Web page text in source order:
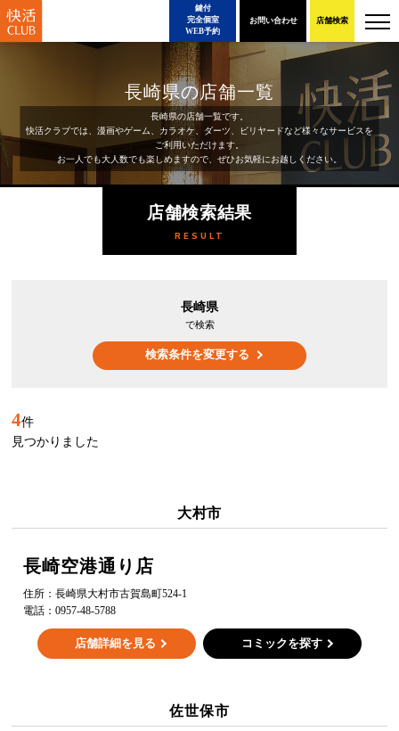
鍵付
完全個室
WEB予約
お問い合わせ 店舗検索
長崎県の店舗一覧
長崎県の店舗一覧です。
快活クラブでは、漫画やゲーム、カラオケ、ダーツ、ビリヤードなど様々なサービスを
ご利用いただけます。
お一人でも大人数でも楽しめますので、ぜひお気軽にお越しください。
店舗検索結果
RESULT
長崎県
で検索
検索条件を変更する
4件
見つかりました
大村市
長崎空港通り店
住所：長崎県大村市古賀島町524-1
電話：0957-48-5788
店舗詳細を見る コミックを探す
佐世保市